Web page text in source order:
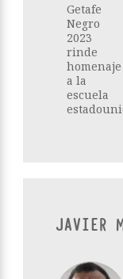
Getafe
Negro
2023
rinde
homenaje
a la
escuela
JAVIER